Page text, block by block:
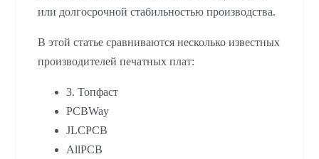
или долгосрочной стабильностью производства.
В этой статье сравниваются несколько известных
производителей печатных плат:
3. Топфаст
PCBWay
JLCPCB
AllPCB